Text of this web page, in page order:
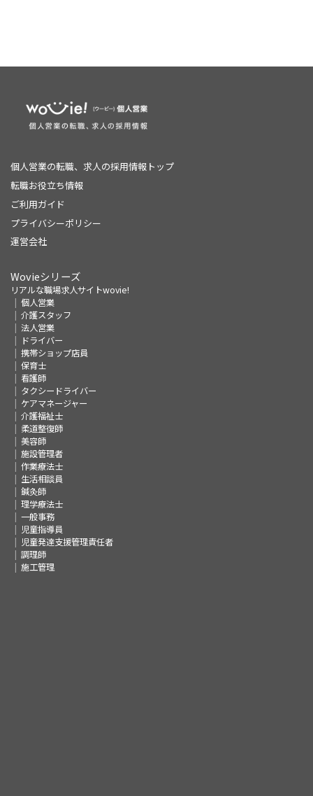
個人営業の転職、求人の採用情報トップ
転職お役立ち情報
ご利用ガイド
プライバシーポリシー
運営会社
Wovieシリーズ
リアルな職場求人サイトwovie!
個人営業
介護スタッフ
法人営業
ドライバー
携帯ショップ店員
保育士
看護師
タクシードライバー
ケアマネージャー
介護福祉士
柔道整復師
美容師
施設管理者
作業療法士
生活相談員
鍼灸師
理学療法士
一般事務
児童指導員
児童発達支援管理責任者
調理師
施工管理